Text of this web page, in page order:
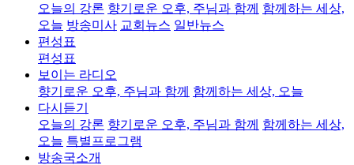
오늘의 강론 향기로운 오후, 주님과 함께 함께하는 세상,
오늘 방송미사 교회뉴스 일반뉴스
편성표
편성표
보이는 라디오
향기로운 오후, 주님과 함께 함께하는 세상, 오늘
다시듣기
오늘의 강론 향기로운 오후, 주님과 함께 함께하는 세상,
오늘 특별프로그램
방송국소개